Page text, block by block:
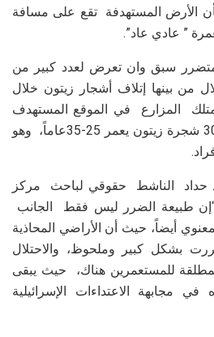
الأرض المستهدفة تقع على مسافة
سبق وان تعرض لعدد كبير من
من بينها إتلاف أشجار زيتون خلال
المزارع في الموقع المستهدف
40 دونماً مزروعة بنحو 300 شجرة زيتون يعمر 25-35عاماً، وهو
حداد الناشط حقوقي لباحث مركز
“إن طبيعة الضرر ليس فقط الجانب
أيضاً، حيث أن الأراضي المحاذية
بشكل كبير وملحوظ، والاحتلال
المطلقة للمستعمرين هناك، حيث يبقى
مجابهة الاعتداءات الإسرائيلية